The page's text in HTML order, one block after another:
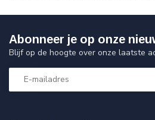
Abonneer je op onze
Blijf op de hoogte over onze laatste